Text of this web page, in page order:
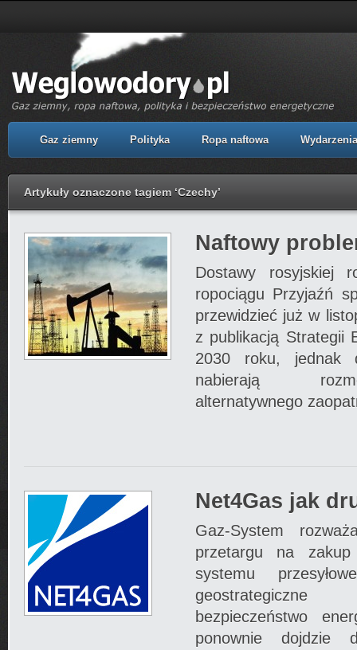
Gaz ziemny Polityka Ropa naftowa Wydarzenia
Artykuły oznaczone tagiem ‘Czechy’
Naftowy
Dostawy rosyjskiej
ropociągu Przyjaźń
przewidzieć już w
z publikacją Strategii
2030 roku, jednak
nabierają
alternatywnego
Net4Gas jak
Gaz-System
przetargu na zakup
systemu
bezpieczeństwo
ponownie dojdzie